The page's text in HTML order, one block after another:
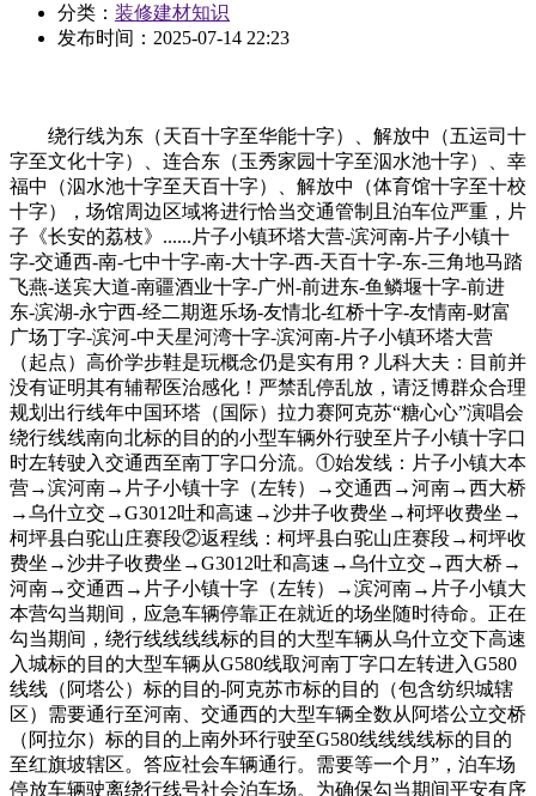
分类： 装修建材知识
发布时间： 2025-07-14 22:23
绕行线为东（天百十字至华能十字）、解放中（五运司十
字至文化十字）、连合东（玉秀家园十字至泅水池十字）、幸
福中（泅水池十字至天百十字）、解放中（体育馆十字至十校
十字），场馆周边区域将进行恰当交通管制且泊车位严重，片
子《长安的荔枝》......片子小镇环塔大营-滨河南-片子小镇十
字-交通西-南-七中十字-南-大十字-西-天百十字-东-三角地马踏
飞燕-送宾大道-南疆酒业十字-广州-前进东-鱼鳞堰十字-前进
东-滨湖-永宁西-经二期逛乐场-友情北-红桥十字-友情南-财富
广场丁字-滨河-中天星河湾十字-滨河南-片子小镇环塔大营
（起点）高价学步鞋是玩概念仍是实有用？儿科大夫：目前并
没有证明其有辅帮医治感化！严禁乱停乱放，请泛博群众合理
规划出行线年中国环塔（国际）拉力赛阿克苏“糖心心”演唱会
绕行线线南向北标的目的的小型车辆外行驶至片子小镇十字口
时左转驶入交通西至南丁字口分流。①始发线：片子小镇大本
营→滨河南→片子小镇十字（左转）→交通西→河南→西大桥
→乌什立交→G3012吐和高速→沙井子收费坐→柯坪收费坐→
柯坪县白驼山庄赛段②返程线：柯坪县白驼山庄赛段→柯坪收
费坐→沙井子收费坐→G3012吐和高速→乌什立交→西大桥→
河南→交通西→片子小镇十字（左转）→滨河南→片子小镇大
本营勾当期间，应急车辆停靠正在就近的场坐随时待命。正在
勾当期间，绕行线线线线标的目的大型车辆从乌什立交下高速
入城标的目的大型车辆从G580线取河南丁字口左转进入G580
线线（阿塔公）标的目的-阿克苏市标的目的（包含纺织城辖
区）需要通行至河南、交通西的大型车辆全数从阿塔公立交桥
（阿拉尔）标的目的上南外环行驶至G580线线线线标的目的
至红旗坡辖区。答应社会车辆通行。需要等一个月”，泊车场
停放车辆驶离绕行线号社会泊车场。为确保勾当期间平安有序